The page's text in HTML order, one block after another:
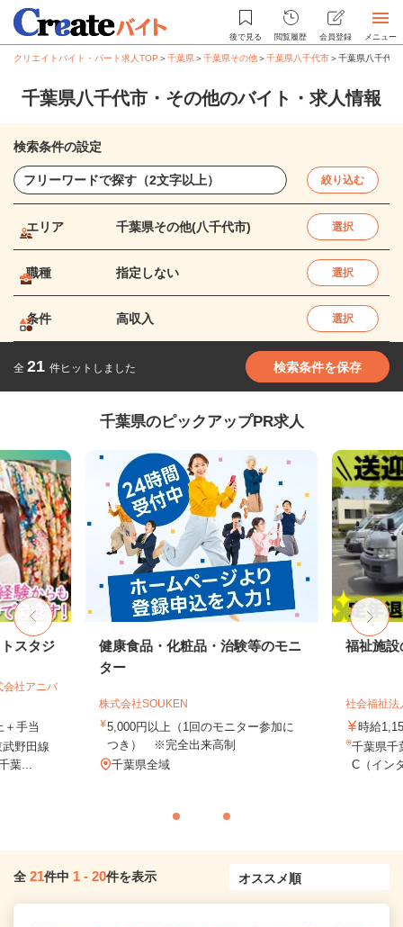
後で見る 閲覧履歴 会員登録 メニュー
クリエイトバイト・パート求人TOP ＞千葉県＞千葉県その他＞千葉県八千代市＞千葉県八千代
千葉県八千代市・その他のバイト・求人情報
検索条件の設定
絞り込む
エリア 千葉県その他(八千代市) 選択
職種 指定しない 選択
条件 高収入 選択
全 21 件ヒットしました 検索条件を保存
千葉県のピックアップPR求人
スタジ
社アニバ
＋手当
野田線
葉...
健康食品・化粧品・治験等のモニ
ター
株式会社SOUKEN
5,000円以上（1回のモニター参加に
つき） ※完全出来高制
千葉県全域
福祉施設
社会福祉
時給
千葉県
C（イン
全 21件中 1 - 20件を表示